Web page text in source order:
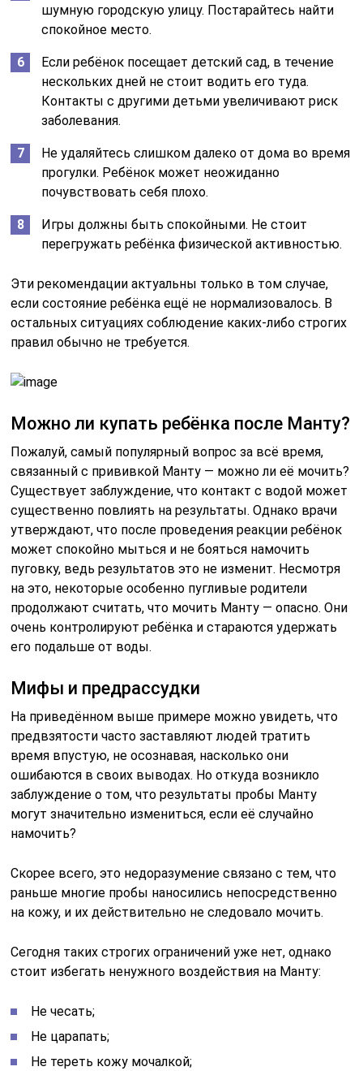
шумную городскую улицу. Постарайтесь найти
спокойное место.
Если ребёнок посещает детский сад, в течение
нескольких дней не стоит водить его туда.
Контакты с другими детьми увеличивают риск
заболевания.
Не удаляйтесь слишком далеко от дома во время
прогулки. Ребёнок может неожиданно
почувствовать себя плохо.
Игры должны быть спокойными. Не стоит
перегружать ребёнка физической активностью.
Эти рекомендации актуальны только в том случае,
если состояние ребёнка ещё не нормализовалось. В
остальных ситуациях соблюдение каких-либо строгих
правил обычно не требуется.
Можно ли купать ребёнка после Манту?
Пожалуй, самый популярный вопрос за всё время,
связанный с прививкой Манту — можно ли её мочить?
Существует заблуждение, что контакт с водой может
существенно повлиять на результаты. Однако врачи
утверждают, что после проведения реакции ребёнок
может спокойно мыться и не бояться намочить
пуговку, ведь результатов это не изменит. Несмотря
на это, некоторые особенно пугливые родители
продолжают считать, что мочить Манту — опасно. Они
очень контролируют ребёнка и стараются удержать
его подальше от воды.
Мифы и предрассудки
На приведённом выше примере можно увидеть, что
предвзятости часто заставляют людей тратить
время впустую, не осознавая, насколько они
ошибаются в своих выводах. Но откуда возникло
заблуждение о том, что результаты пробы Манту
могут значительно измениться, если её случайно
намочить?
Скорее всего, это недоразумение связано с тем, что
раньше многие пробы наносились непосредственно
на кожу, и их действительно не следовало мочить.
Сегодня таких строгих ограничений уже нет, однако
стоит избегать ненужного воздействия на Манту:
Не чесать;
Не царапать;
Не тереть кожу мочалкой;